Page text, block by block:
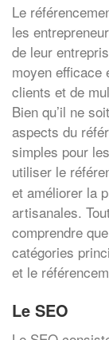
Le
les
de leur
moyen efficace
clients et de
Bien qu’il ne
aspects du
simples pour
utiliser le
et améliorer la
artisanales.
comprendre
catégories
et le
Le SEO